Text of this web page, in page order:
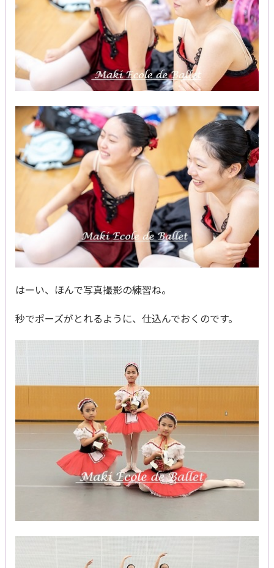
はーい、ほんで写真撮影の練習ね。
秒でポーズがとれるように、仕込んでおくのです。